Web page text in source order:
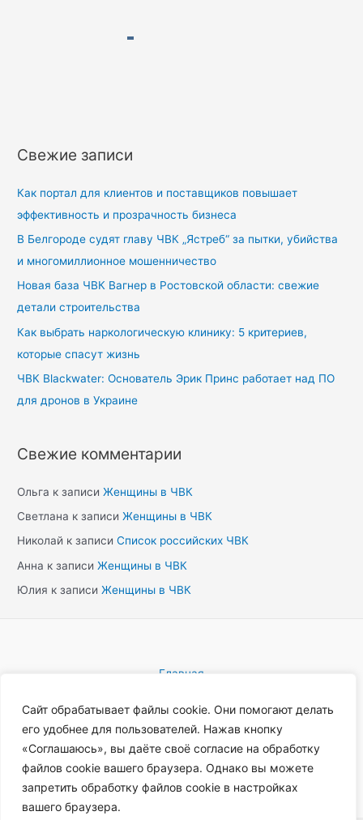
Сайт обрабатывает файлы cookie. Они помогают делать
его удобнее для пользователей. Нажав кнопку
«Соглашаюсь», вы даёте своё согласие на обработку
файлов cookie вашего браузера. Однако вы можете
запретить обработку файлов cookie в настройках
вашего браузера.
Свежие записи
Как портал для клиентов и поставщиков повышает
эффективность и прозрачность бизнеса
В Белгороде судят главу ЧВК „Ястреб“ за пытки, убийства
и многомиллионное мошенничество
Новая база ЧВК Вагнер в Ростовской области: свежие
детали строительства
Как выбрать наркологическую клинику: 5 критериев,
которые спасут жизнь
ЧВК Blackwater: Основатель Эрик Принс работает над ПО
для дронов в Украине
Свежие комментарии
Ольга к записиЖенщины в ЧВК
Светлана к записиЖенщины в ЧВК
Николай к записиСписок российских ЧВК
Анна к записиЖенщины в ЧВК
Юлия к записиЖенщины в ЧВК
Главная
Новости
Каталог ЧВК
Вакансии